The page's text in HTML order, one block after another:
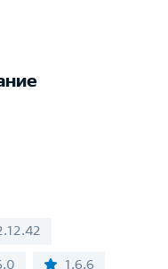
1.6.6